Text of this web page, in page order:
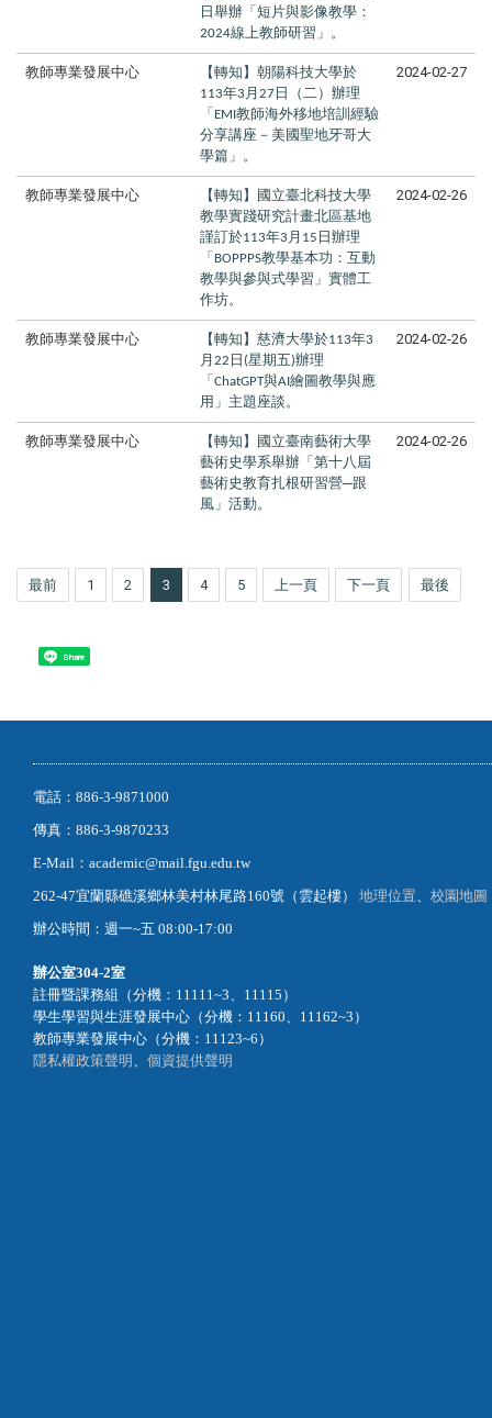
日舉辦「短片與影像教學：
2024線上教師研習」。
教師專業發展中心 【轉知】朝陽科技大學於
113年3 月 27 日（二）辦理
「 EMI教師海外移地培訓經驗
分享講座－美國聖地牙哥大
學篇」。
2024-02-27
教師專業發展中心
【轉知】國立臺北科技大學
教學實踐研究計畫北區基地
謹訂於113年3 月 15 日辦理
「 BOPPPS教學基本功：互動
教學與參與式學習」實體工
作坊。
2024-02-26
教師專業發展中心 【轉知】慈濟大學於113年3
月 22 日 (星期五)辦理
「 ChatGPT與AI繪圖教學與應
用」主題座談。
2024-02-26
教師專業發展中心
【轉知】國立臺南藝術大學
藝術史學系舉辦「第十八屆
藝術史教育扎根研習營─跟
風」活動。
2024-02-26
最前 1 2 3 4 5 上一頁 下一頁 最後
Share
電話：886-3-9871000
傳真：886-3-9870233
E-Mail：academic@mail.fgu.edu.tw
262-47宜蘭縣礁溪鄉林美村林尾路160號（雲起樓） 地理位置、 校園地圖
辦公時間：週一~五 08:00-17:00
辦公室304-2室
註冊暨課務組（分機：11111~3、11115）
學生學習與生涯發展中心（分機：11160、11162~3）
教師專業發展中心（分機：11123~6）
隱私權政策聲明 、 個資提供聲明